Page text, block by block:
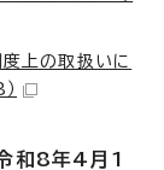
度上の取扱いに
和8年4月1